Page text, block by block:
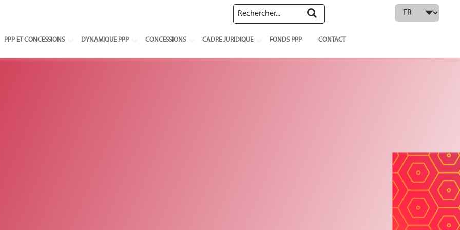
Select your language
PPP ET CONCESSIONS DYNAMIQUE PPP CONCESSIONS CADRE JURIDIQUE FONDS PPP CONTACT